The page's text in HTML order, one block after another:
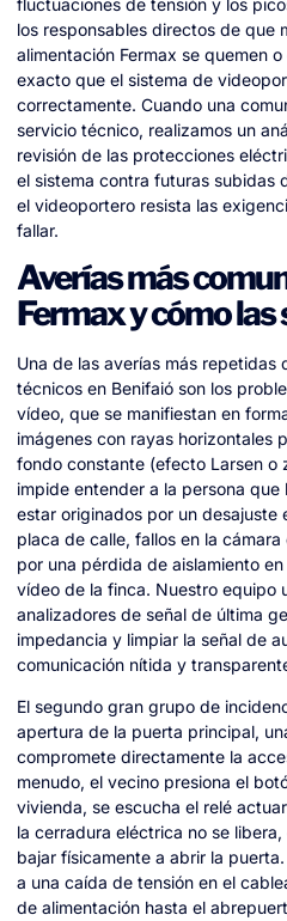
los responsables directos de que
alimentación Fermax se quemen
exacto que el sistema de
correctamente. Cuando una
servicio técnico, realizamos un
revisión de las protecciones
el sistema contra futuras subidas
el videoportero resista las
fallar.
Averías más
Fermax y cómo
Una de las averías más repetidas
técnicos en Benifaió son los
vídeo, que se manifiestan en
imágenes con rayas horizontales
fondo constante (efecto Larsen o
impide entender a la persona que
estar originados por un desajuste
placa de calle, fallos en la
por una pérdida de aislamiento
vídeo de la finca. Nuestro equipo
analizadores de señal de última
impedancia y limpiar la señal de
comunicación nítida y
El segundo gran grupo de
apertura de la puerta principal,
compromete directamente la
menudo, el vecino presiona el
vivienda, se escucha el relé
la cerradura eléctrica no se
bajar físicamente a abrir la
a una caída de tensión en el
de alimentación hasta el